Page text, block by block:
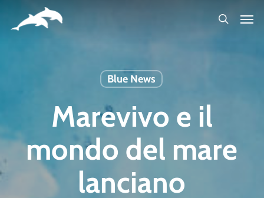
Blue News
Marevivo e il
mondo del mare
lanciano